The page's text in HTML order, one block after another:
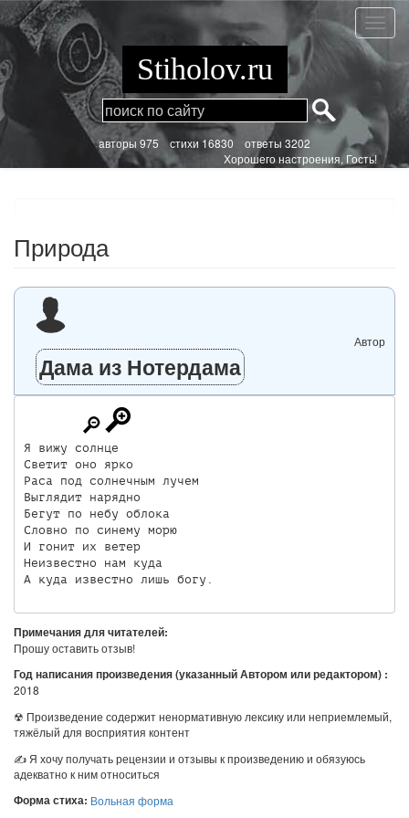
Перейти
к
основному
содержанию
Stiholov.ru
aвторы 975стихи 16830 ответы 3202
Хорошего настроения, Гость!
Природа
Автор
Дама из Нотердама
Я вижу солнце
Светит оно ярко
Раса под солнечным лучем
Выглядит нарядно
Бегут по небу облока
Словно по синему морю
И гонит их ветер
Неизвестно нам куда
А куда известно лишь богу.
Примечания для читателей:
Прошу оставить отзыв!
Год написания произведения (указанный Автором или редактором) :
2018
☢ Произведение содержит ненормативную лексику или неприемлемый,
тяжёлый для восприятия контент
✍ Я хочу получать рецензии и отзывы к произведению и обязуюсь
адекватно к ним относиться
Форма стиха: Вольная форма